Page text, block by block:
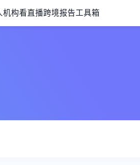
机构看直播跨境报告工具箱